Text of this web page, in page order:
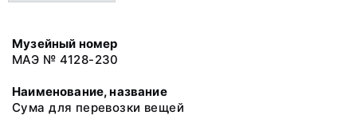
Музейный номер
МАЭ № 4128-230
Наименование, название
Сума для перевозки вещей